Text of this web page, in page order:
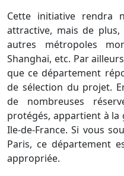
Cette initiative rendra
attractive, mais de
autres métropoles
Shanghai, etc. Par
que ce département
de sélection du projet.
de nombreuses
protégés, appartient à
Ile-de-France. Si vous
Paris, ce département
appropriée.